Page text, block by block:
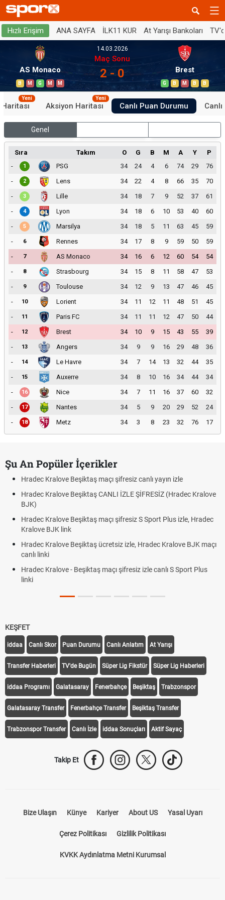
Hızlı Erişim ANA SAYFA İLK11 KUR At Yarışı Bankoları
AS Monaco
B M G M M
14.03.2026
Maç Sonu
2 - 0 Brest
G B M B B
Haritası
Yeni
Aksiyon Haritası
Yeni
Canlı Puan Durumu
Genel
Sıra Takım O G B M A Y
P
-
1 PSG 34 24 4 6 74 29
76
-
2 Lens 34 22 4 8 66 35
70
-
3 Lille 34 18 7 9 52 37
61
-
4 Lyon 34 18 6 10 53 40
60
-
5 Marsilya 34 18 5 11 63 45
59
-
6 Rennes 34 17 8 9 59 50
59
-
7 AS Monaco 34 16 6 12 60 54
54
-
8 Strasbourg 34 15 8 11 58 47
53
-
9 Toulouse 34 12 9 13 47 46
45
-
10 Lorient 34 11 12 11 48 51
45
-
11 Paris FC 34 11 11 12 47 50
44
-
12 Brest 34 10 9 15 43 55
39
-
13 Angers 34 9 9 16 29 48
36
-
14 Le Havre 34 7 14 13 32 44
35
-
15 Auxerre 34 8 10 16 34 44
34
-
16 Nice 34 7 11 16 37 60
32
-
17 Nantes 34 5 9 20 29 52
24
-
18 Metz 34 3 8 23 32 76 17
Şu An Popüler İçerikler
Hradec Kralove Beşiktaş maçı şifresiz canlı yayın izle
Hradec Kralove Beşiktaş CANLI İZLE ŞİFRESİZ (Hradec Kralove
BJK)
Hradec Kralove Beşiktaş maçı şifresiz S Sport Plus izle, Hradec
Kralove BJK link
Hradec Kralove Beşiktaş ücretsiz izle, Hradec Kralove BJK maçı
canlı linki
Hradec Kralove - Beşiktaş maçı şifresiz izle canlı S Sport Plus
linki
KEŞFET
iddaa Canlı Skor Puan Durumu Canlı Anlatım At Yarışı
Transfer Haberleri TV'de Bugün Süper Lig Fikstür Süper Lig Haberleri
iddaa Programı Galatasaray Fenerbahçe Beşiktaş Trabzonspor
Galatasaray Transfer Fenerbahçe Transfer Beşiktaş Transfer
Trabzonspor Transfer Canlı İzle iddaa Sonuçları Aktif Sayaç
Takip Et
Bize Ulaşın Künye Kariyer About US Yasal Uyarı
Çerez Politikası Gizlilik Politikası
KVKK Aydınlatma Metni Kurumsal